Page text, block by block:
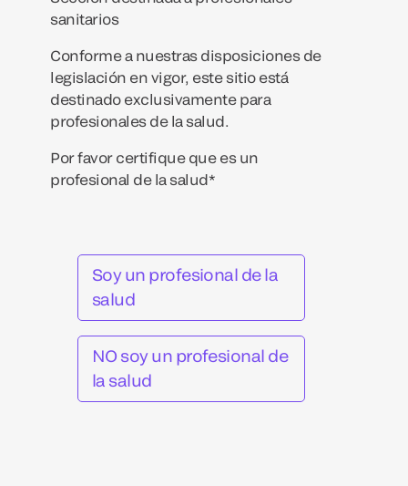
sanitarios
Conforme a nuestras disposiciones de
legislación en vigor, este sitio está
destinado exclusivamente para
profesionales de la salud.
Por favor certifique que es un
profesional de la salud*
Soy un profesional de la
salud
NO soy un profesional de
la salud